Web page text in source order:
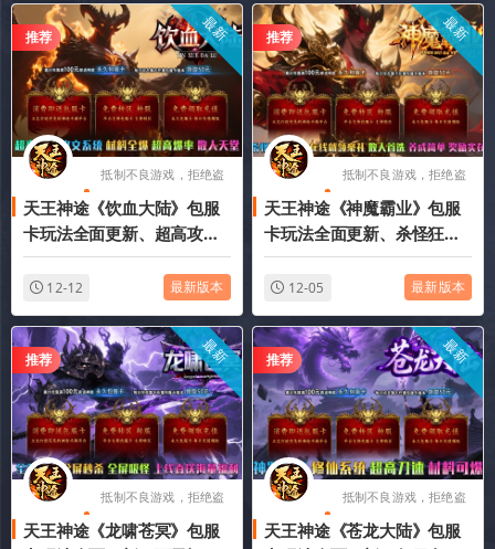
战）
推荐 最新
抵制不良游戏，拒绝盗
版游戏
天王神途《饮血大陆》包服
卡玩法全面更新、超高攻
速、一切全靠打、装备为
王、零氪通关（铭文系统、
灵兽培养等特色玩法邀你来
战）
12-12 最新版本
推荐 最新
抵制不良游戏，拒绝盗
版游戏
天王神途《神魔霸业》包服
卡玩法全面更新、杀怪狂送
福利、在线就领豪礼、散人
首选、上线送超值礼包（天
赋升级特色玩法邀你来战）
12-05 最新版本
推荐 最新
抵制不良游戏，拒绝盗
版游戏
天王神途《龙啸苍冥》包服
推荐 最新
抵制不良游戏，拒绝盗
版游戏
天王神途《苍龙大陆》包服